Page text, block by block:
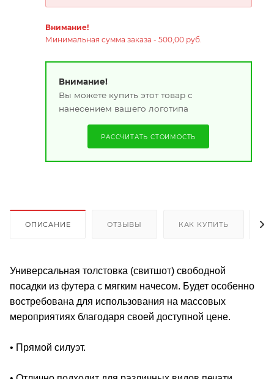
Внимание!
Минимальная сумма заказа - 500,00 руб.
Внимание!
Вы можете купить этот товар с
нанесением вашего логотипа
РАССЧИТАТЬ СТОИМОСТЬ
ОПИСАНИЕ ОТЗЫВЫ КАК КУПИТЬ
Универсальная толстовка (свитшот) свободной
посадки из футера с мягким начесом. Будет особенно
востребована для использования на массовых
мероприятиях благодаря своей доступной цене.
• Прямой силуэт.